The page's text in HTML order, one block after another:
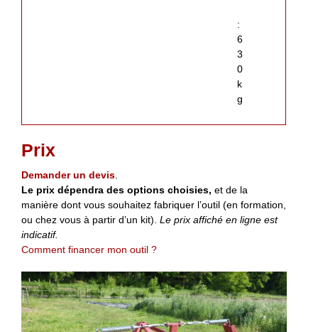
:
6
3
0
k
g
Prix
Demander un devis.
Le prix dépendra des options choisies, et de la
manière dont vous souhaitez fabriquer l’outil (en formation,
ou chez vous à partir d’un kit). Le prix affiché en ligne est
indicatif.
Comment financer mon outil ?